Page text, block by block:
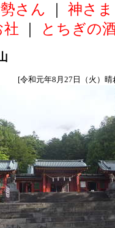
さん 神さま
社 とちぎの
[令和元年8月27日（火）晴